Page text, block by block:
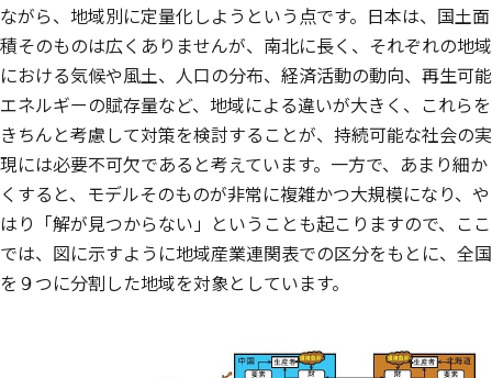
ながら、地域別に定量化しようという点です。日本は、国土面
積そのものは広くありませんが、南北に長く、それぞれの地域
における気候や風土、人口の分布、経済活動の動向、再生可能
エネルギーの賦存量など、地域による違いが大きく、これらを
きちんと考慮して対策を検討することが、持続可能な社会の実
現には必要不可欠であると考えています。一方で、あまり細か
くすると、モデルそのものが非常に複雑かつ大規模になり、や
はり「解が見つからない」ということも起こりますので、ここ
では、図に示すように地域産業連関表での区分をもとに、全国
を９つに分割した地域を対象としています。